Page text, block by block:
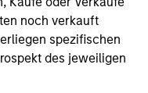
noch verkauft
spezifischen
des jeweiligen